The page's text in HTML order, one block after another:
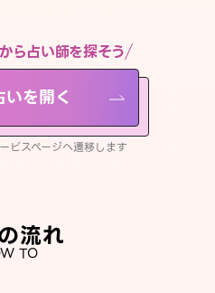
ら占い師を探そう
を開く
ビスページへ遷移します
流れ
TO